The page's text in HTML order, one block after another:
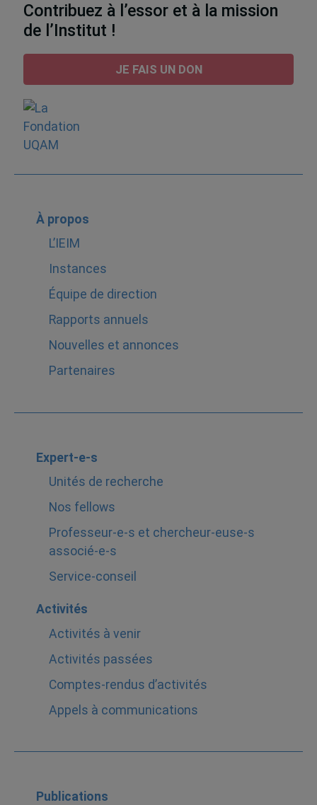
Contribuez à l’essor et à la mission
de l’Institut !
JE FAIS UN DON
À propos
L’IEIM
Instances
Équipe de direction
Rapports annuels
Nouvelles et annonces
Partenaires
Expert-e-s
Unités de recherche
Nos fellows
Professeur-e-s et chercheur-euse-s
associé-e-s
Service-conseil
Activités
Activités à venir
Activités passées
Comptes-rendus d’activités
Appels à communications
Publications